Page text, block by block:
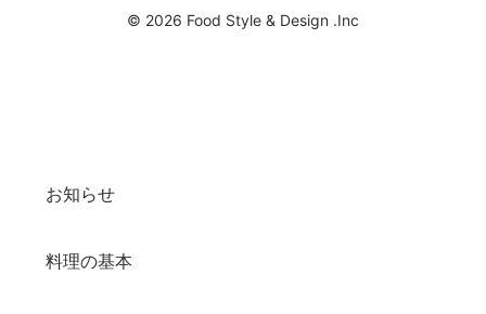
© 2026 Food Style & Design .Inc
お知らせ
料理の基本